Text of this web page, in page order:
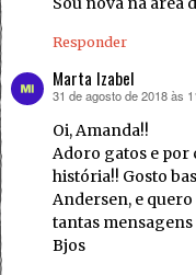
Responder
Marta Izabel
disse:
31 de agosto de 2018 às
Oi, Amanda!!
Adoro gatos e por
história!! Gosto
Andersen, e
tantas
Bjos